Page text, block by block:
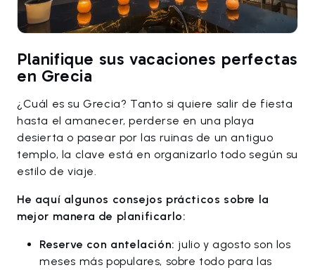
Planifique sus vacaciones perfectas
en Grecia
¿Cuál es su Grecia? Tanto si quiere salir de fiesta
hasta el amanecer, perderse en una playa
desierta o pasear por las ruinas de un antiguo
templo, la clave está en organizarlo todo según su
estilo de viaje.
He aquí algunos consejos prácticos sobre la
mejor manera de planificarlo:
Reserve con antelación: julio y agosto son los
meses más populares, sobre todo para las